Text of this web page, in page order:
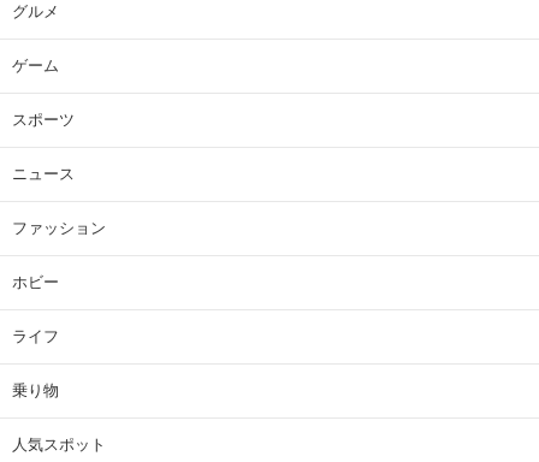
グルメ
ゲーム
スポーツ
ニュース
ファッション
ホビー
ライフ
乗り物
人気スポット